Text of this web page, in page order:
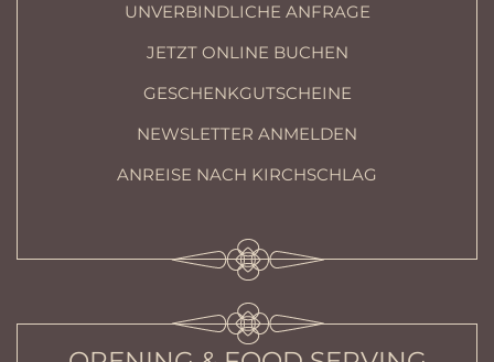
UNVERBINDLICHE ANFRAGE
JETZT ONLINE BUCHEN
GESCHENKGUTSCHEINE
NEWSLETTER ANMELDEN
ANREISE NACH KIRCHSCHLAG